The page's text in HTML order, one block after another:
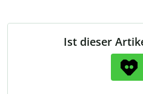
Ist dieser